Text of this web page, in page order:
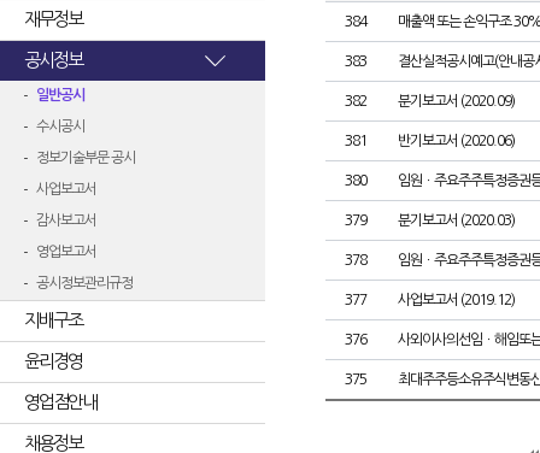
재무정보
공시정보
일반공시
수시공시
정보기술부문 공시
사업보고서
감사보고서
영업보고서
공시정보관리규정
지배구조
윤리경영
영업점안내
채용정보
384 매출액 또는 손익구조
383 결산실적공시예고(안내공
382 분기보고서 (2020.09)
381 반기보고서 (2020.06)
380 임원ㆍ주요주주특정증권
379 분기보고서 (2020.03)
378 임원ㆍ주요주주특정증권
377 사업보고서 (2019.12)
376 사외이사의선임ㆍ해임또
375 최대주주등소유주식변동